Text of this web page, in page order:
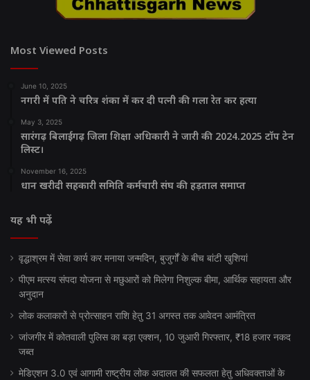
Most Viewed Posts
June 10, 2025
नगरी में पति ने चरित्र शंका में कर दी पत्नी की गला रेत कर हत्या
May 3, 2025
सारंगढ़ बिलाईगढ़ जिला शिक्षा अधिकारी ने जारी की 2024.2025 टॉप टेन
लिस्ट।
November 16, 2025
धान खरीदी सहकारी समिति कर्मचारी संघ की हड़ताल समाप्त
यह भी पढ़ें
वृद्धाश्रम में सेवा कार्य कर मनाया जन्मदिन, बुजुर्गों के बीच बांटी खुशियां
पीएम मत्स्य संपदा योजना से मछुआरों को मिलेगा निशुल्क बीमा, आर्थिक सहायता और
अनुदान
लोक कलाकारों से प्रोत्साहन राशि हेतु 31 अगस्त तक आवेदन आमंत्रित
जांजगीर में कोतवाली पुलिस का बड़ा एक्शन, 10 जुआरी गिरफ्तार, ₹18 हजार नकद
जब्त
मेडिएशन 3.0 एवं आगामी राष्ट्रीय लोक अदालत की सफलता हेतु अधिवक्ताओं के